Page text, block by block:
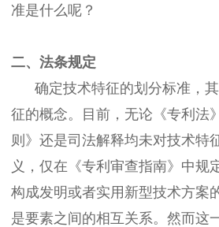
准是什么呢？
二、法条规定
确定技术特征的划分标准，其
征的概念。目前，无论《专利法
则》还是司法解释均未对技术特
义，仅在《专利审查指南》中规
构成发明或者实用新型技术方案
是要素之间的相互关系。然而这